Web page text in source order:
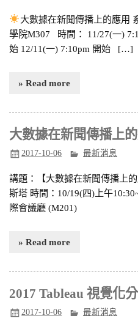
大數據在新聞傳播上的應用
學院M307 時間： 11/27(一)
始 12/11(一) 7:10pm 開始 […]
» Read more
大數據在新聞傳播上
2017-10-06 最新消息
講題：【大數據在新聞傳播上
斯塔 時間：10/19(四)上午
際會議廳 (M201)
» Read more
2017 Tableau 視覺化
2017-10-06 最新消息